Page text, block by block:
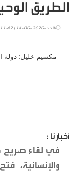
الطريق
الأحد-2026-06-14 | 11:42 am
أخبارنا :
في لقاء صريح
والإنسانية،